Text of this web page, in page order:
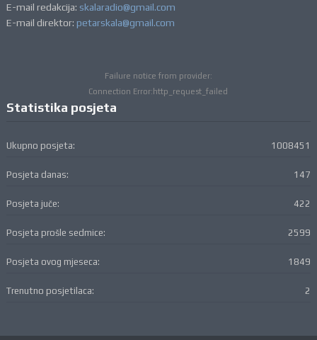
E-mail redakcija: skalaradio@gmail.com
E-mail direktor: petarskala@gmail.com
Failure notice from provider:
Connection Error:http_request_failed
Statistika posjeta
1008451
Ukupno posjeta:
147
Posjeta danas:
422
Posjeta juče:
2599
Posjeta prošle sedmice:
1849
Posjeta ovog mjeseca:
2
Trenutno posjetilaca: